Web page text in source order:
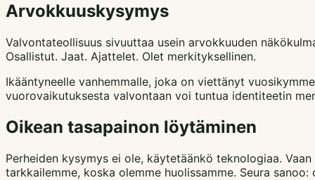
Arvokkuuskysymys
Valvontateollisuus sivuuttaa usein arvokkuuden
Osallistut. Jaat. Ajattelet. Olet merkityksellinen.
Ikääntyneelle vanhemmalle, joka on viettänyt
vuorovaikutuksesta valvontaan voi tuntua identiteetin
Oikean tasapainon löytäminen
Perheiden kysymys ei ole, käytetäänkö teknologiaa.
tarkkailemme, koska olemme huolissamme. Seura